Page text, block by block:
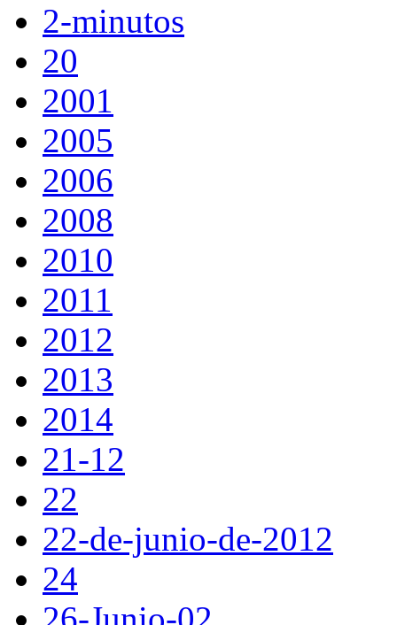
2-minutos
20
2001
2005
2006
2008
2010
2011
2012
2013
2014
21-12
22
22-de-junio-de-2012
24